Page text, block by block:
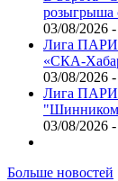
розыгрыша
03/08/2026
Лига ПАРИ.
«СКА-
03/08/2026
Лига ПАРИ.
03/08/2026
Больше новостей